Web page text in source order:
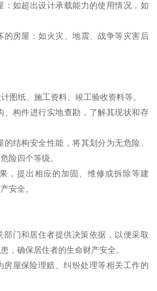
：如超出设计承载能力的使用情况，如
的房屋：如火灾、地震、战争等灾害后
图纸、施工资料、竣工验收资料等。
、构件进行实地查勘，了解其现状和存
结构安全性能，将其划分为无危险、
险四个等级。
，提出相应的加固、维修或拆除等建
安全。
部门和居住者提供决策依据，以便采取
，确保居住者的生命财产安全。
房屋保险理赔、纠纷处理等相关工作的